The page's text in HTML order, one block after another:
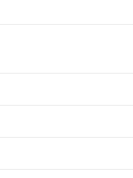
24:00 horas
Congresos deBellevueestá a 3
por lo que podrás ir a otras